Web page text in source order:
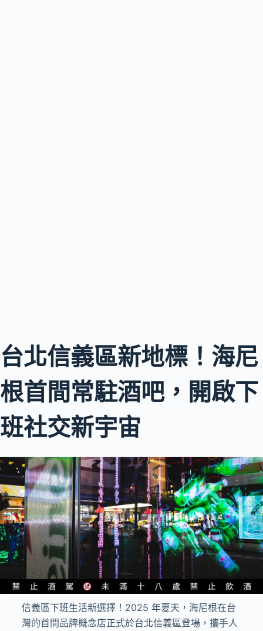
台北信義區新地標！海尼
根首間常駐酒吧，開啟下
班社交新宇宙
信義區下班生活新選擇！2025 年夏天，海尼根在台
灣的首間品牌概念店正式於台北信義區登場，攜手人